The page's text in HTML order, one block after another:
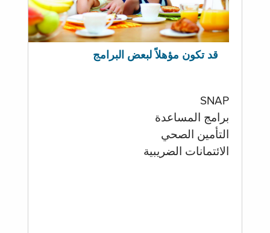
قد تكون مؤهلاً لبعض البرامج
SNAP
برامج المساعدة
التأمين الصحي
الائتمانات الضريبية